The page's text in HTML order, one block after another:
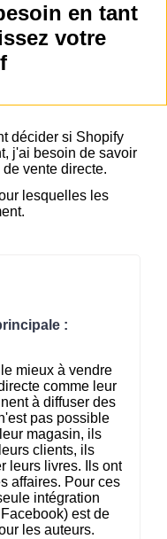
en tant
votre
décider si Shopify
j'ai besoin de savoir
vente directe.
lesquelles les
:
mieux à vendre
comme leur
à diffuser des
pas possible
magasin, ils
clients, ils
leurs livres. Ils ont
affaires. Pour ces
intégration
est de
les auteurs.